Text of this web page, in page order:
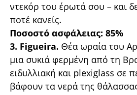
ντεκόρ του έρωτά σου – και
ποτέ κανείς.
Ποσοστό ασφάλειας: 85%
3. Figueira. Θέα ωραία του
μια συκιά φερμένη από τη
ειδυλλιακή και plexiglass σε
βάφουν τα νερά της